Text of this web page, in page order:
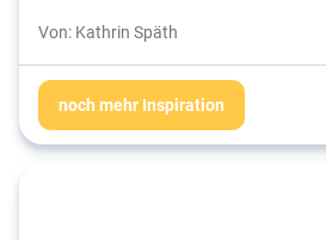
Von: Kathrin Späth
noch mehr Inspiration